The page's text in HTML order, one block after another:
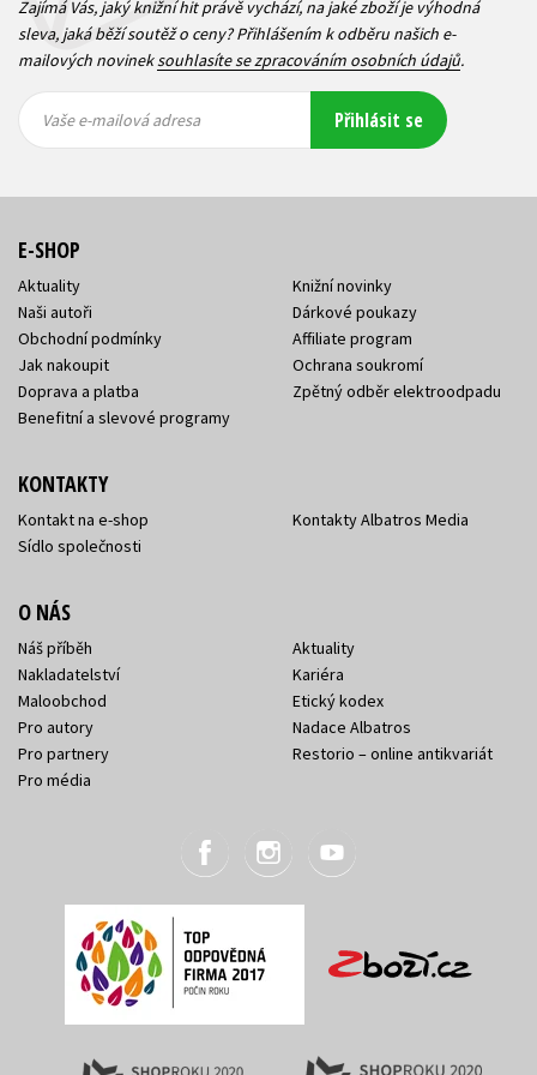
Zajímá Vás, jaký knižní hit právě vychází, na jaké zboží je výhodná
sleva, jaká běží soutěž o ceny? Přihlášením k odběru našich e-
mailových novineksouhlasíte se zpracováním osobních údajů.
mailová
mailová
Vaše e-mailová adresa Přihlásit se
E-SHOP
Aktuality
Naši autoři
Obchodní podmínky
Jak nakoupit
Doprava a platba
Benefitní a slevové programy
Knižní novinky
Dárkové poukazy
Affiliate program
Ochrana soukromí
Zpětný odběr elektroodpadu
KONTAKTY
Kontakt na e-shop
Sídlo společnosti
Kontakty Albatros Media
O NÁS
Náš příběh
Nakladatelství
Maloobchod
Pro autory
Pro partnery
Pro média
Aktuality
Kariéra
Etický kodex
Nadace Albatros
Restorio – online antikvariát